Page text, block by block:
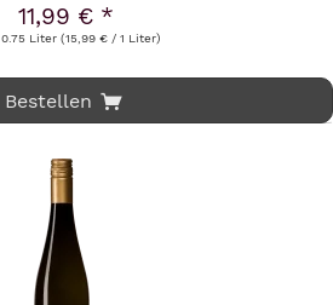
11,99 € *
0.75 Liter (15,99 € / 1 Liter)
Bestellen